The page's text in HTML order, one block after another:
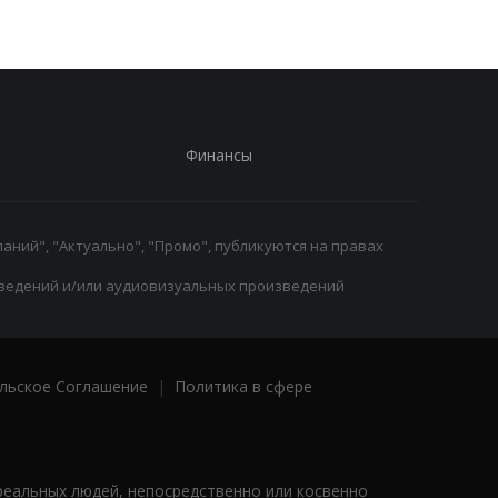
Финансы
"Актуально", "Промо", публикуются на правах
и/или аудиовизуальных произведений
Соглашение |
Политика в сфере
людей, непосредственно или косвенно